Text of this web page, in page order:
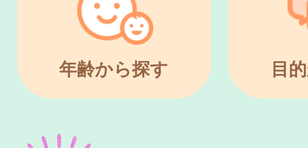
年齢から探す 目